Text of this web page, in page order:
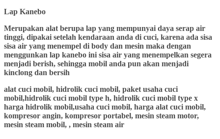
Lap Kanebo
Merupakan alat berupa lap yang mempunyai daya serap air
tinggi, dipakai setelah kendaraan anda di cuci, karena ada sisa
sisa air yang menempel di body dan mesin maka dengan
menggunkan lap kanebo ini sisa air yang menempelkan segera
menjadi berish, sehingga mobil anda pun akan menjadi
kinclong dan bersih
alat cuci mobil, hidrolik cuci mobil, paket usaha cuci
mobil,hidrolik cuci mobil type h, hidrolik cuci mobil type x
harga hidrolik mobil,usaha cuci mobil, harga alat cuci mobil,
kompresor angin, kompresor portabel, mesin steam motor,
mesin steam mobil, , mesin steam air